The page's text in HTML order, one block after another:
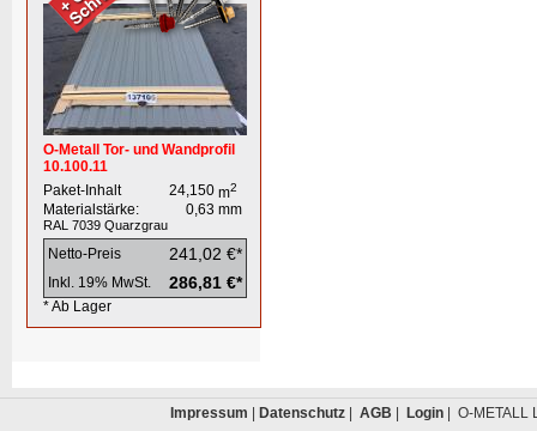
O-Metall Tor- und Wandprofil
10.100.11
Paket-Inhalt
24,150 m2
Materialstärke: 0,63 mm
RAL 7039 Quarzgrau
Netto-Preis 241,02 €*
Inkl. 19% MwSt. 286,81 €*
* Ab Lager
Impressum Datenschutz| AGB Login| O-METALL